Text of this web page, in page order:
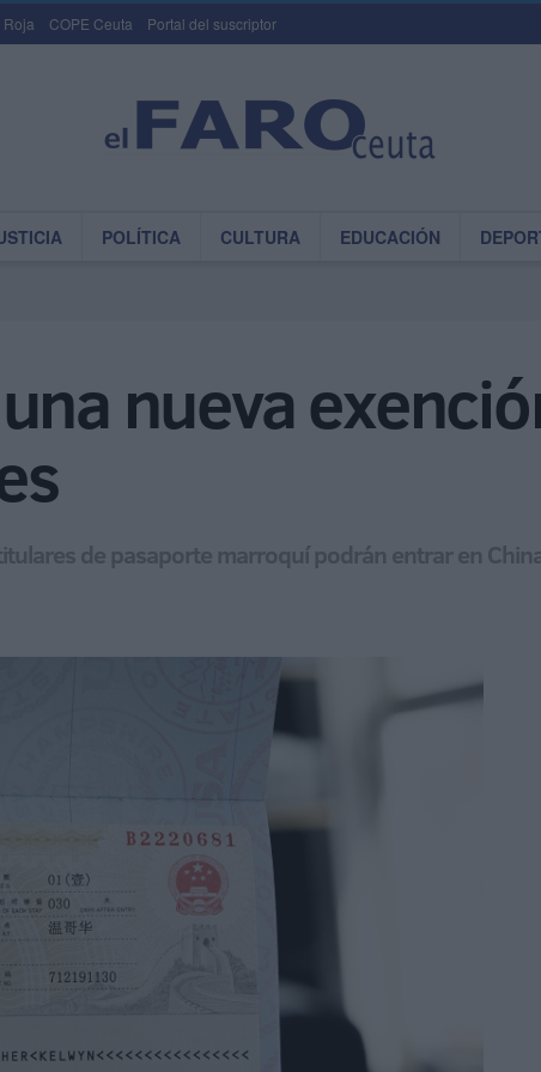
Roja COPE Ceuta Portal del suscriptor
POLÍTICA CULTURA EDUCACIÓN
nueva
de pasaporte marroquí podrán entrar en